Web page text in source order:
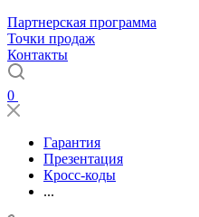
Партнерская программа
Точки продаж
Контакты
0
Гарантия
Презентация
Кросс-коды
...